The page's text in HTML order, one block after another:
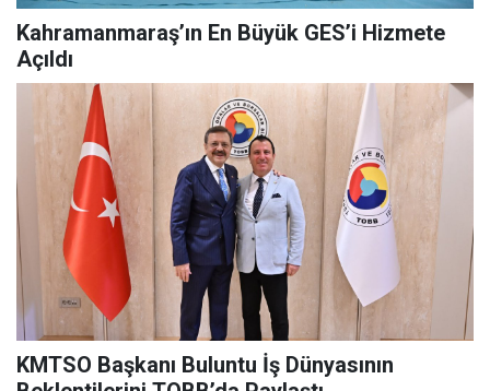
Kahramanmaraş’ın En Büyük GES’i Hizmete
Açıldı
KMTSO Başkanı Buluntu İş Dünyasının